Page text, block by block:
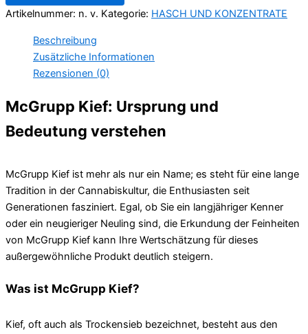
Artikelnummer: n. v. Kategorie: HASCH UND KONZENTRATE
Beschreibung
Zusätzliche Informationen
Rezensionen (0)
McGrupp Kief: Ursprung und
Bedeutung verstehen
McGrupp Kief ist mehr als nur ein Name; es steht für eine lange
Tradition in der Cannabiskultur, die Enthusiasten seit
Generationen fasziniert. Egal, ob Sie ein langjähriger Kenner
oder ein neugieriger Neuling sind, die Erkundung der Feinheiten
von McGrupp Kief kann Ihre Wertschätzung für dieses
außergewöhnliche Produkt deutlich steigern.
Was ist McGrupp Kief?
Kief, oft auch als Trockensieb bezeichnet, besteht aus den